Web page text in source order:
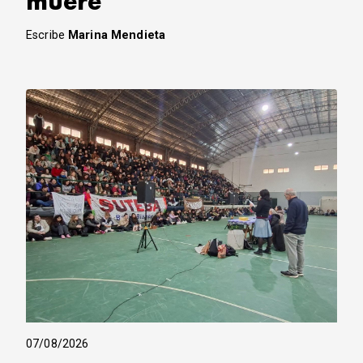
Escribe Marina Mendieta
07/08/2026